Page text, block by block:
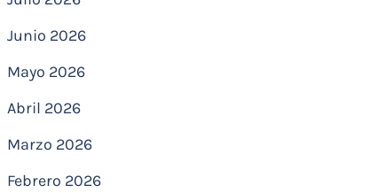
Junio 2026
Mayo 2026
Abril 2026
Marzo 2026
Febrero 2026